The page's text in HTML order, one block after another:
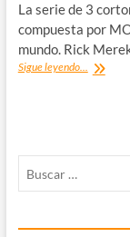
(v)
La serie de 3
compuesta por
mundo. Rick
Sigue leyendo... Move,